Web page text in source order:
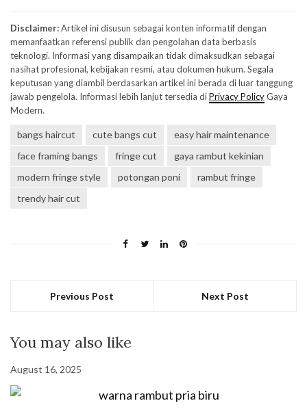
Disclaimer:Artikel ini disusun sebagai konten informatif dengan
memanfaatkan referensi publik dan pengolahan data berbasis
teknologi. Informasi yang disampaikan tidak dimaksudkan sebagai
nasihat profesional, kebijakan resmi, atau dokumen hukum. Segala
keputusan yang diambil berdasarkan artikel ini berada di luar tanggung
jawab pengelola. Informasi lebih lanjut tersedia diPrivacy PolicyGaya
Modern.
bangs haircut cute bangs cut
easy hair maintenance
face framing bangs
fringe cut
gaya rambut kekinian
modern fringe style
potongan poni
rambut fringe
trendy hair cut
Previous Post Next Post
You may also like
August 16, 2025